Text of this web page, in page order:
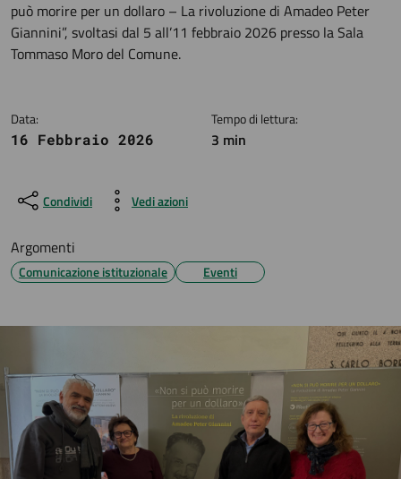
può morire per un dollaro – La rivoluzione di Amadeo Peter
Giannini”, svoltasi dal 5 all’11 febbraio 2026 presso la Sala
Tommaso Moro del Comune.
Data:
16 Febbraio 2026
Tempo di lettura:
3 min
Condividi Vedi azioni
Argomenti
Comunicazione istituzionale Eventi